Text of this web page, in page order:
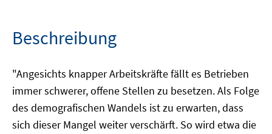
Beschreibung
"Angesichts knapper Arbeitskräfte fällt es Betrieben
immer schwerer, offene Stellen zu besetzen. Als Folge
des demografischen Wandels ist zu erwarten, dass
sich dieser Mangel weiter verschärft. So wird etwa die